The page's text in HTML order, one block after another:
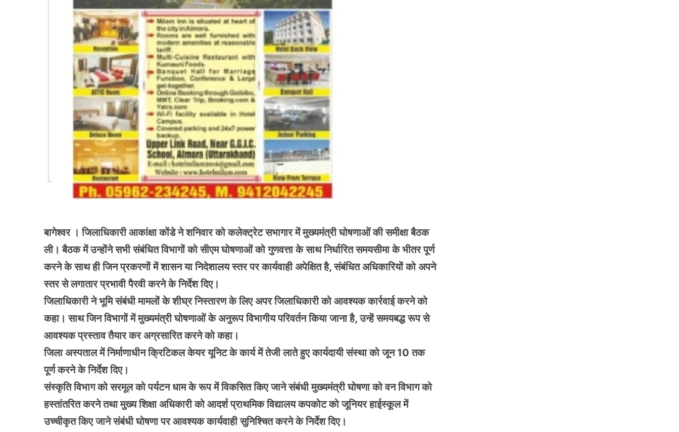
बागेश्वर । जिलाधिकारी आकांक्षा कोंडे ने शनिवार को कलेक्ट्रेट सभागार में मुख्यमंत्री घोषणाओं की समीक्षा बैठक
ली। बैठक में उन्होंने सभी संबंधित विभागों को सीएम घोषणाओं को गुणवत्ता के साथ निर्धारित समयसीमा के भीतर पूर्ण
करने के साथ ही जिन प्रकरणों में शासन या निदेशालय स्तर पर कार्यवाही अपेक्षित है, संबंधित अधिकारियों को अपने
स्तर से लगातार प्रभावी पैरवी करने के निर्देश दिए।
जिलाधिकारी ने भूमि संबंधी मामलों के शीघ्र निस्तारण के लिए अपर जिलाधिकारी को आवश्यक कार्रवाई करने को
कहा। साथ जिन विभागों में मुख्यमंत्री घोषणाओं के अनुरूप विभागीय परिवर्तन किया जाना है, उन्हें समयबद्ध रूप से
आवश्यक प्रस्ताव तैयार कर अग्रसारित करने को कहा।
जिला अस्पताल में निर्माणाधीन क्रिटिकल केयर यूनिट के कार्य में तेजी लाते हुए कार्यदायी संस्था को जून 10 तक
पूर्ण करने के निर्देश दिए।
संस्कृति विभाग को सरमूल को पर्यटन धाम के रूप में विकसित किए जाने संबंधी मुख्यमंत्री घोषणा को वन विभाग को
हस्तांतरित करने तथा मुख्य शिक्षा अधिकारी को आदर्श प्राथमिक विद्यालय कपकोट को जूनियर हाईस्कूल में
उच्चीकृत किए जाने संबंधी घोषणा पर आवश्यक कार्यवाही सुनिश्चित करने के निर्देश दिए।